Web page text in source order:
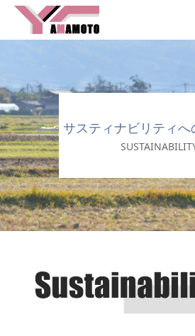
サスティナビリティへ
コンセプト
サービス
企業概要
お問合せ